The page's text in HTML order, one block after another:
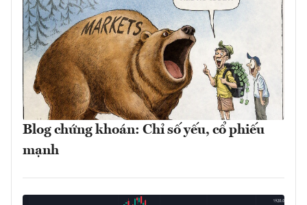
Blog chứng khoán: Chỉ số yếu, cổ phiếu
mạnh